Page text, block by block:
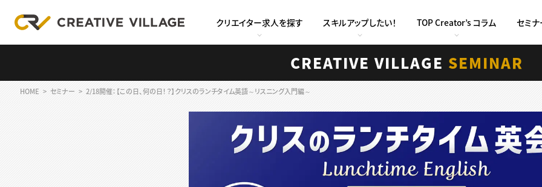
クリエイター求人を探す スキルアップしたい！ TOP Creator’s コラム セミ
CREATIVE VILLAGE SEMINAR
HOME セミナー 2/18開催：【この日、何の日！？】クリスのランチタイム英語～リスニング入門編～